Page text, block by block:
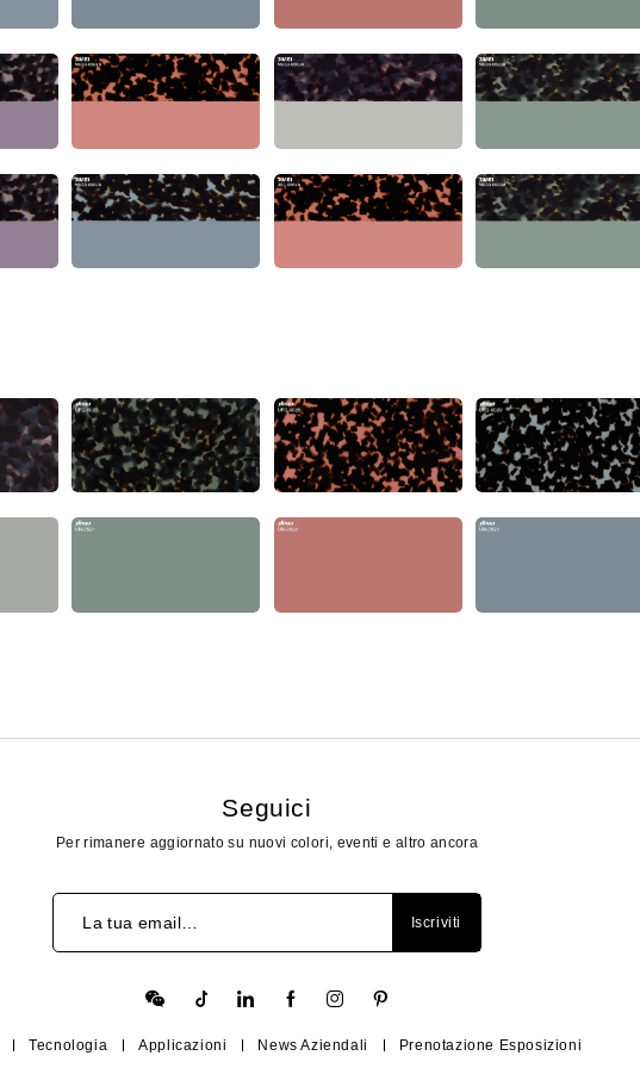
Seguici
Per rimanere aggiornato su nuovi colori, eventi e altro ancora
La tua email… Iscriviti
Tecnologia Applicazioni News Aziendali
Prenotazione Esposizioni